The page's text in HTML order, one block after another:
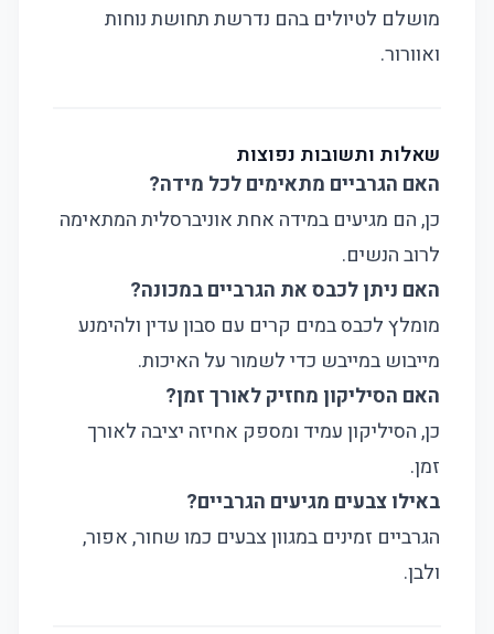
מושלם לטיולים בהם נדרשת תחושת נוחות
ואוורור.
שאלות ותשובות נפוצות
האם הגרביים מתאימים לכל מידה?
כן, הם מגיעים במידה אחת אוניברסלית המתאימה
לרוב הנשים.
האם ניתן לכבס את הגרביים במכונה?
מומלץ לכבס במים קרים עם סבון עדין ולהימנע
מייבוש במייבש כדי לשמור על האיכות.
האם הסיליקון מחזיק לאורך זמן?
כן, הסיליקון עמיד ומספק אחיזה יציבה לאורך
זמן.
באילו צבעים מגיעים הגרביים?
הגרביים זמינים במגוון צבעים כמו שחור, אפור,
ולבן.